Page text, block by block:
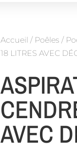
Accueil / Poêles /
18 LITRES AVEC
AVEC